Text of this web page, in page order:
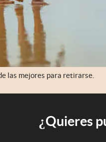
las mejores para retirarse.
¿Quieres